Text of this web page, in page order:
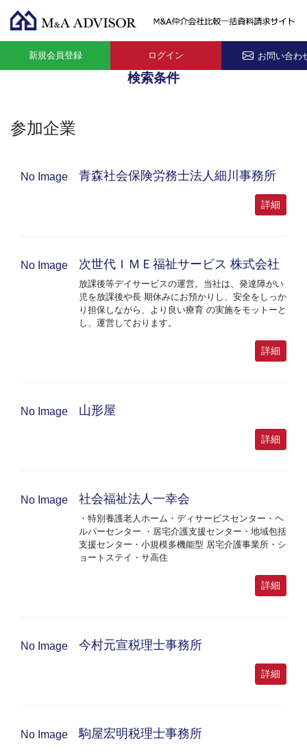
新規会員登録 ログイン お問い合わ
検索条件
参加企業
No Image 青森社会保険労務士法人細川事務所
詳細
No Image 次世代ＩＭＥ福祉サービス 株式会社
放課後等デイサービスの運営。当社は、発達障がい
児を放課後や長 期休みにお預かりし、安全をしっか
り担保しながら、より良い療育 の実施をモットーと
し、運営しております。
詳細
No Image 山形屋
詳細
No Image 社会福祉法人一幸会
・特別養護老人ホーム・ディサービスセンター・ヘ
ルパーセンター ・居宅介護支援センター・地域包括
支援センター・小規模多機能型 居宅介護事業所・シ
ョートステイ・サ高住
詳細
No Image 今村元宣税理士事務所
詳細
No Image 駒屋宏明税理士事務所